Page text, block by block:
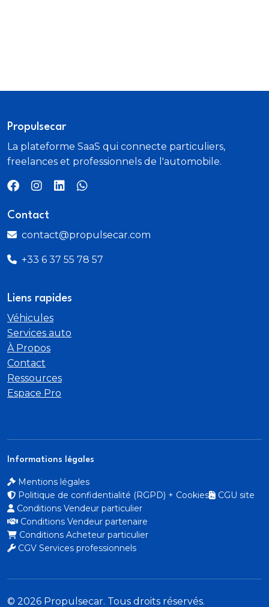
Propulsecar
La plateforme SaaS qui connecte particuliers,
freelances et professionnels de l'automobile.
Contact
contact@propulsecar.com
+33 6 37 55 78 57
Liens rapides
Véhicules
Services auto
À Propos
Contact
Ressources
Espace Pro
Informations légales
Mentions légales
Politique de confidentialité (RGPD) + Cookies
CGU site
Conditions Vendeur particulier
Conditions Vendeur partenaire
Conditions Acheteur particulier
CGV Services professionnels
© 2026 Propulsecar. Tous droits réservés.